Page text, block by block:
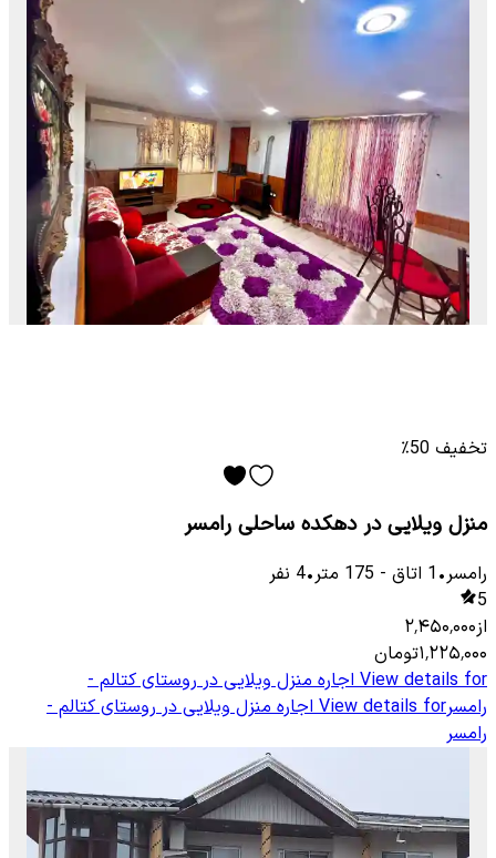
تخفیف 50٪
منزل ویلایی در دهکده ساحلی رامسر
رامسر•
1 اتاق -
175 متر•
4 نفر
5
از۲٬۴۵۰٬۰۰۰
۱٬۲۲۵٬۰۰۰تومان
View details for اجاره منزل ویلایی در روستای کتالم -
رامسرView details for اجاره منزل ویلایی در روستای کتالم -
رامسر